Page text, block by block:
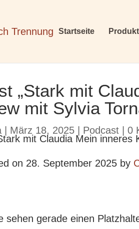
Startseite
„Stark mit
mit Sylvia
| März 18, 2025 | Podcast |0
on 28. September 2025 by
sehen gerade einen